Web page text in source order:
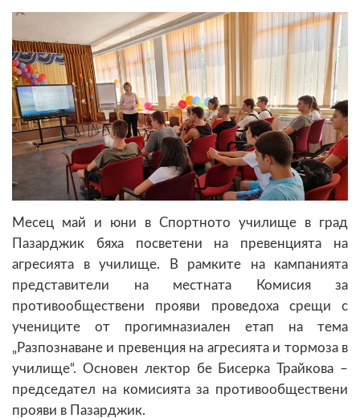
Месец май и юни в Спортното училище в град
Пазарджик бяха посветени на превенцията на
агресията в училище. В рамките на кампанията
представители на местната Комисия за
противообществени прояви проведоха срещи с
учениците от прогимназиален етап на тема
„Разпознаване и превенция на агресията и тормоза в
училище“. Основен лектор бе Бисерка Трайкова –
председател на комисията за противообществени
прояви в Пазарджик.